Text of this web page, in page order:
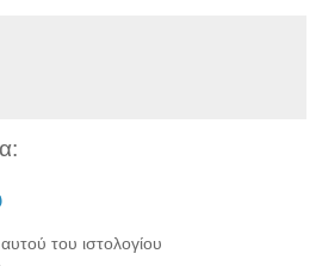
του ιστολογίου